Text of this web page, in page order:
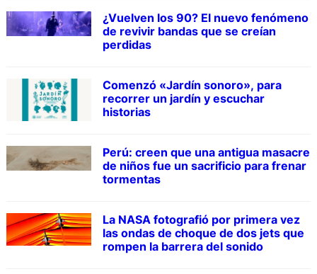
¿Vuelven los 90? El nuevo fenómeno
de revivir bandas que se creían
perdidas
Comenzó «Jardín sonoro», para
recorrer un jardín y escuchar
historias
Perú: creen que una antigua masacre
de niños fue un sacrificio para frenar
tormentas
La NASA fotografió por primera vez
las ondas de choque de dos jets que
rompen la barrera del sonido